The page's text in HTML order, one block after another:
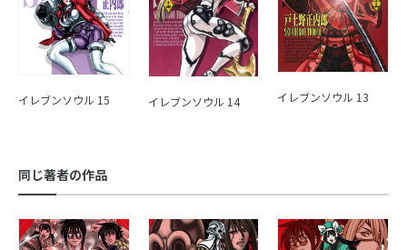
イレブンソウル 15 イレブンソウル 14 イレブンソウル 13
同じ著者の作品